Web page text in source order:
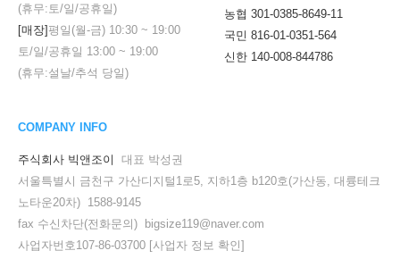
(휴무:토/일/공휴일)
[매장] 평일(월-금) 10:30 ~ 19:00
토/일/공휴일 13:00 ~ 19:00
(휴무:설날/추석 당일)
농협 301-0385-8649-11
국민 816-01-0351-564
신한 140-008-844786
COMPANY INFO
주식회사 빅앤조이
대표 박성권
서울특별시 금천구 가산디지털1로5, 지하1층 b120호(가산동, 대륭테크
노타운20차) 1588-9145
fax 수신차단(전화문의) bigsize119@naver.com
사업자번호107-86-03700 [사업자 정보 확인]